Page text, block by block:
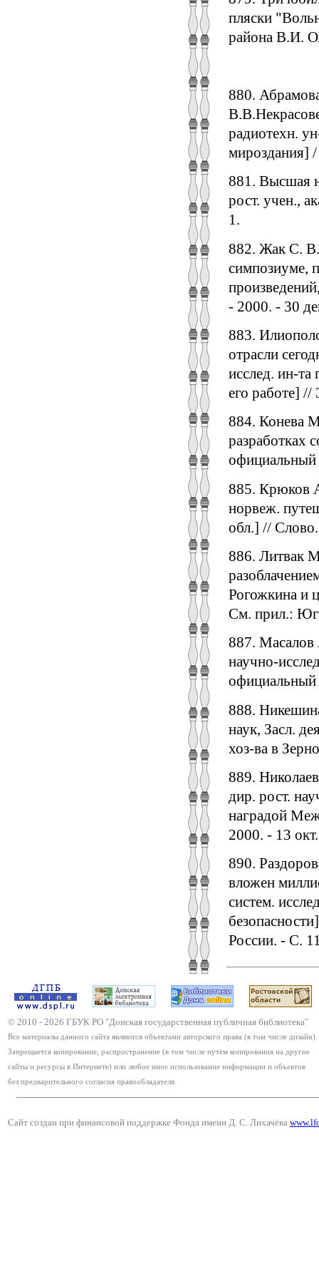
пляски
района В.И.
880.
радиотехн.
мироздания]
881. Высшая
рост. учен.,
1.
882. Жак С.
симпозиуме,
- 2000. - 30
883.
отрасли
исслед. ин-та
его работе]
884. Конева
разработках
официальный
885. Крюков
норвеж.
обл.] //
886. Литвак
Рогожкина и
См. прил.: Юг
887. Масалов
научно-
официальный
888.
наук, Засл.
хоз-ва в
889.
дир. рост.
наградой
2000. - 13
890.
вложен
систем.
России. - С.
© 2010 - 2026 ГБУК РО "Донская государственная публичная библиотека"
Все материалы данного сайта являются объектами авторского права (в том числе дизайн).
Запрещается копирование, распространение (в том числе путём копирования на другие
сайты и ресурсы в Интернете) или любое иное использование информации и объектов
без предварительного согласия правообладателя.
Сайт создан при финансовой поддержке Фонда имени Д. С. Лихачёва